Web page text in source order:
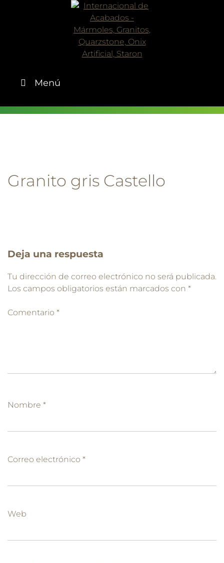
Menú
Granito gris Castello
Deja una respuesta
Tu dirección de correo electrónico no será publicada.
Los campos obligatorios están marcados con *
Comentario *
Nombre *
Correo electrónico *
Web